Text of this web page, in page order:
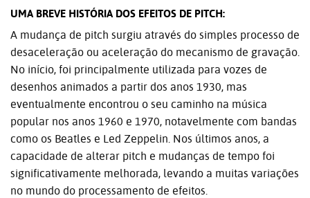
UMA BREVE HISTÓRIA DOS EFEITOS DE PITCH:
A mudança de pitch surgiu através do simples processo de
desaceleração ou aceleração do mecanismo de gravação.
No início, foi principalmente utilizada para vozes de
desenhos animados a partir dos anos 1930, mas
eventualmente encontrou o seu caminho na música
popular nos anos 1960 e 1970, notavelmente com bandas
como os Beatles e Led Zeppelin. Nos últimos anos, a
capacidade de alterar pitch e mudanças de tempo foi
significativamente melhorada, levando a muitas variações
no mundo do processamento de efeitos.